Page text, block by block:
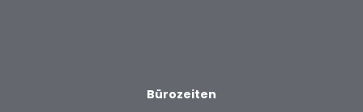
Bürozeiten